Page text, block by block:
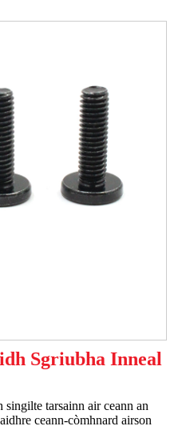
Sgriubha Inneal
tarsainn air ceann an
​​ceann-còmhnard airson